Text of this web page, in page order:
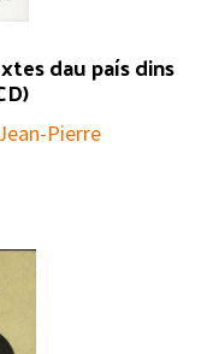
dau país dins
Pierre